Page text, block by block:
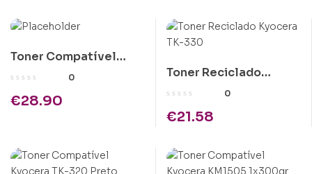
Toner Compatível
Epson C1100 Amarelo
0
€28.90
Toner Reciclado
Kyocera TK-330
0
€21.58